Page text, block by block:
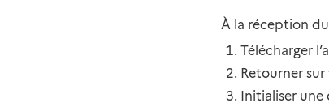
À la réception
Télécharger
Retourner
Initialiser une